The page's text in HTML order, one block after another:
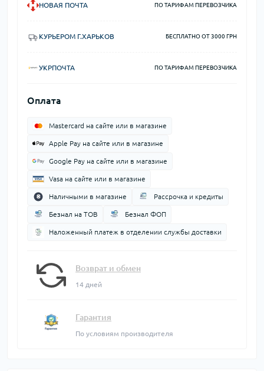
НОВАЯ ПОЧТА ПО ТАРИФАМ ПЕРЕВОЗЧИКА
КУРЬЕРОМ Г.ХАРЬКОВ БЕСПЛАТНО ОТ 3000 ГРН
УКРПОЧТА ПО ТАРИФАМ ПЕРЕВОЗЧИКА
Оплата
Mastercard на сайте или в магазине
Apple Pay на сайте или в магазине
Google Pay на сайте или в магазине
Vasa на сайте или в магазине
Наличными в магазине Рассрочка и кредиты
Безнал на ТОВ Безнал ФОП
Наложенный платеж в отделении службы доставки
Возврат и обмен
14 дней
Гарантия
По условиям производителя